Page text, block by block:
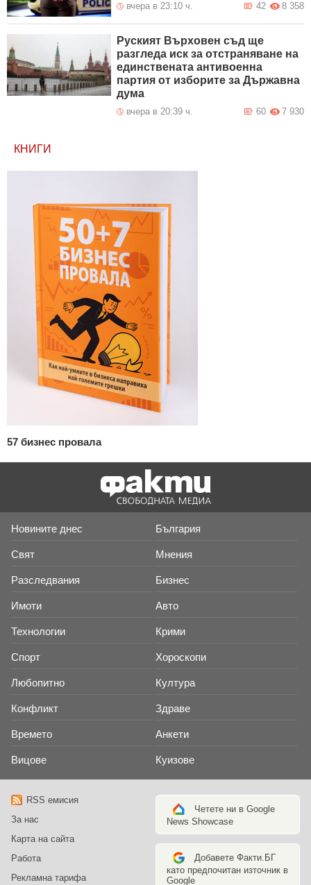
вчера в 23:10 ч. 8 358
42
Руският Върховен съд ще
разгледа иск за отстраняване на
единствената антивоенна
партия от изборите за Държавна
дума
вчера в 20:39 ч. 7 930
60
КНИГИ
57 бизнес провала
Новините днес България
Свят Мнения
Разследвания Бизнес
Имоти Авто
Технологии Крими
Спорт Хороскопи
Любопитно Култура
Конфликт Здраве
Времето Анкети
Вицове Куизове
RSS емисия
За нас
Карта на сайта
Работа
Рекламна тарифа
Четете ни в Google
News Showcase
Добавете Факти.БГ
като предпочитан източник в
Google